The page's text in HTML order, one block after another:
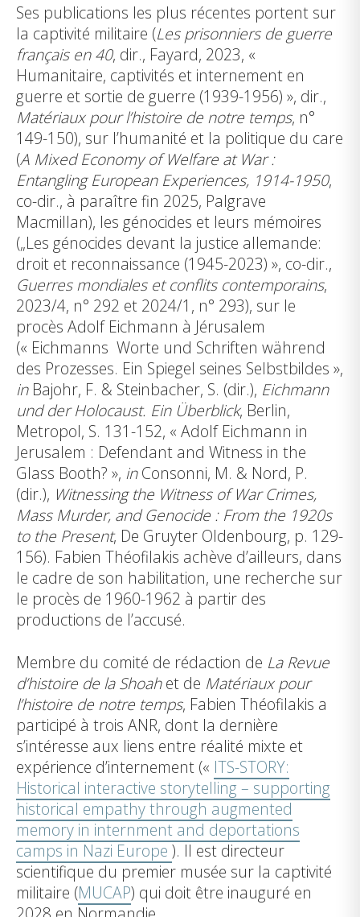
Ses publications les plus récentes portent sur
la captivité militaire (Les prisonniers de guerre
français en 40, dir., Fayard, 2023, «
Humanitaire, captivités et internement en
guerre et sortie de guerre (1939-1956) », dir.,
Matériaux pour l’histoire de notre temps, n°
149-150), sur l’humanité et la politique du care
(A Mixed Economy of Welfare at War :
Entangling European Experiences, 1914-1950,
co-dir., à paraître fin 2025, Palgrave
Macmillan), les génocides et leurs mémoires
(„Les génocides devant la justice allemande:
droit et reconnaissance (1945-2023) », co-dir.,
Guerres mondiales et conflits contemporains,
2023/4, n° 292 et 2024/1, n° 293), sur le
procès Adolf Eichmann à Jérusalem
(« Eichmanns Worte und Schriften während
des Prozesses. Ein Spiegel seines Selbstbildes »,
in Bajohr, F. & Steinbacher, S. (dir.), Eichmann
und der Holocaust. Ein Überblick, Berlin,
Metropol, S. 131-152, « Adolf Eichmann in
Jerusalem : Defendant and Witness in the
Glass Booth? », inConsonni, M. & Nord, P.
(dir.), Witnessing the Witness of War Crimes,
Mass Murder, and Genocide : From the 1920s
to the Present, De Gruyter Oldenbourg, p. 129-
156). Fabien Théofilakis achève d’ailleurs, dans
le cadre de son habilitation, une recherche sur
le procès de 1960-1962 à partir des
productions de l’accusé.
Membre du comité de rédaction de La Revue
d’histoire de la Shoahet de Matériaux pour
l’histoire de notre temps, Fabien Théofilakis a
participé à trois ANR, dont la dernière
s’intéresse aux liens entre réalité mixte et
expérience d’internement (« ITS-STORY:
Historical interactive storytelling – supporting
historical empathy through augmented
memory in internment and deportations
camps in Nazi Europe ). Il est directeur
scientifique du premier musée sur la captivité
militaire (MUCAP) qui doit être inauguré en